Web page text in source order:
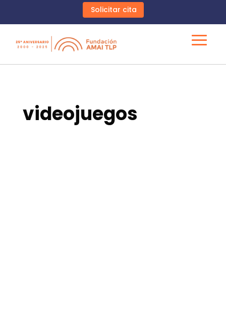
Solicitar cita
videojuegos